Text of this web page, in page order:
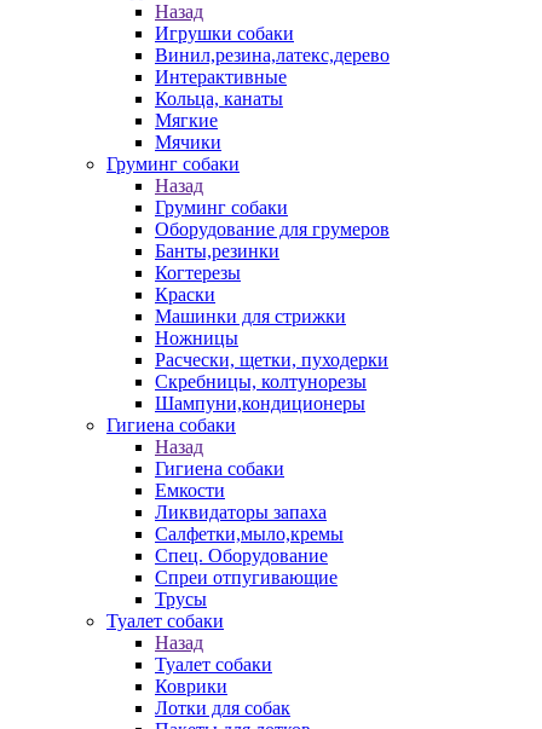
Назад
Игрушки собаки
Винил,резина,латекс,дерево
Интерактивные
Кольца, канаты
Мягкие
Мячики
Груминг собаки
Назад
Груминг собаки
Оборудование для грумеров
Банты,резинки
Когтерезы
Краски
Машинки для стрижки
Ножницы
Расчески, щетки, пуходерки
Скребницы, колтунорезы
Шампуни,кондиционеры
Гигиена собаки
Назад
Гигиена собаки
Емкости
Ликвидаторы запаха
Салфетки,мыло,кремы
Спец. Оборудование
Спреи отпугивающие
Трусы
Туалет собаки
Назад
Туалет собаки
Коврики
Лотки для собак